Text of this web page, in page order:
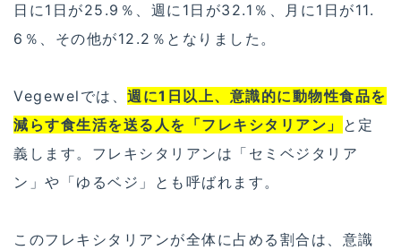
日に1日が25.9％、週に1日が32.1％、月に1日が11.
6％、その他が12.2％となりました。
Vegewelでは、 週に1日以上、意識的に動物性食品を
減らす食生活を送る人を「フレキシタリアン」 と定
義します。フレキシタリアンは「セミベジタリア
ン」や「ゆるベジ」とも呼ばれます。
このフレキシタリアンが全体に占める割合は、意識